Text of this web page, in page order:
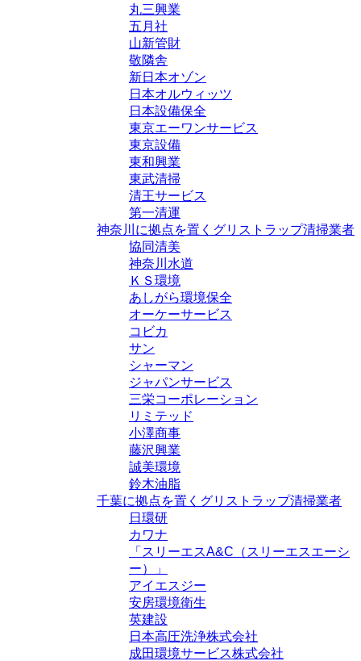
丸三興業
五月社
山新管財
敬隣舎
新日本オゾン
日本オルウィッツ
日本設備保全
東京エーワンサービス
東京設備
東和興業
東武清掃
清王サービス
第一清運
神奈川に拠点を置くグリストラップ清掃業者
協同清美
神奈川水道
ＫＳ環境
あしがら環境保全
オーケーサービス
コビカ
サン
シャーマン
ジャパンサービス
三栄コーポレーション
リミテッド
小澤商事
藤沢興業
誠美環境
鈴木油脂
千葉に拠点を置くグリストラップ清掃業者
日環研
カワナ
「スリーエスA&C（スリーエスエーシ
ー）」
アイエスジー
安房環境衛生
英建設
日本高圧洗浄株式会社
成田環境サービス株式会社